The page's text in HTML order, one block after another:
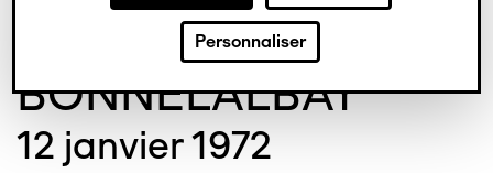
Personnaliser
Thérèse
BONNELALBAY
12 janvier 1972